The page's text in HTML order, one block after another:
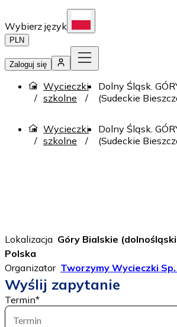
Wybierz język
PLN
Zaloguj się
Wycieczki
szkolne
Dolny Śląsk.
(Sudeckie
Wycieczki
szkolne
Dolny Śląsk.
(Sudeckie
Lokalizacja Góry Bialskie
Polska
Organizator Tworzymy Wycieczki Sp.
Wyślij zapytanie
Termin*
Termin